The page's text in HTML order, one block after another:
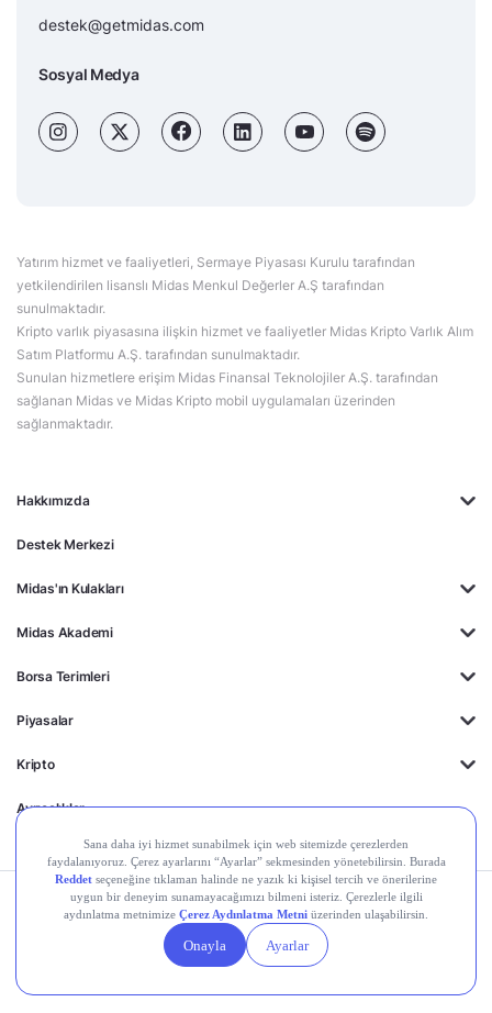
Hakkımızda
Destek Merkezi
Midas'ın Kulakları
Midas Akademi
Borsa Terimleri
Piyasalar
Kripto
Ayrıcalıklar
destek@getmidas.com
Sosyal Medya
Yatırım hizmet ve faaliyetleri, Sermaye Piyasası Kurulu tarafından
yetkilendirilen lisanslı Midas Menkul Değerler A.Ş tarafından
sunulmaktadır.
Kripto varlık piyasasına ilişkin hizmet ve faaliyetler Midas Kripto Varlık Alım
Satım Platformu A.Ş. tarafından sunulmaktadır.
Sunulan hizmetlere erişim Midas Finansal Teknolojiler A.Ş. tarafından
sağlanan Midas ve Midas Kripto mobil uygulamaları üzerinden
sağlanmaktadır.
Kişisel Verilerin
Gizlilik
Politikası
Yasal
Duyurular
Çerez